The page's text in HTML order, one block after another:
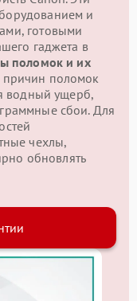
и
готовыми
гаджета в
поломок и их
поломок
водный ущерб,
сбои. Для
чехлы,
обновлять